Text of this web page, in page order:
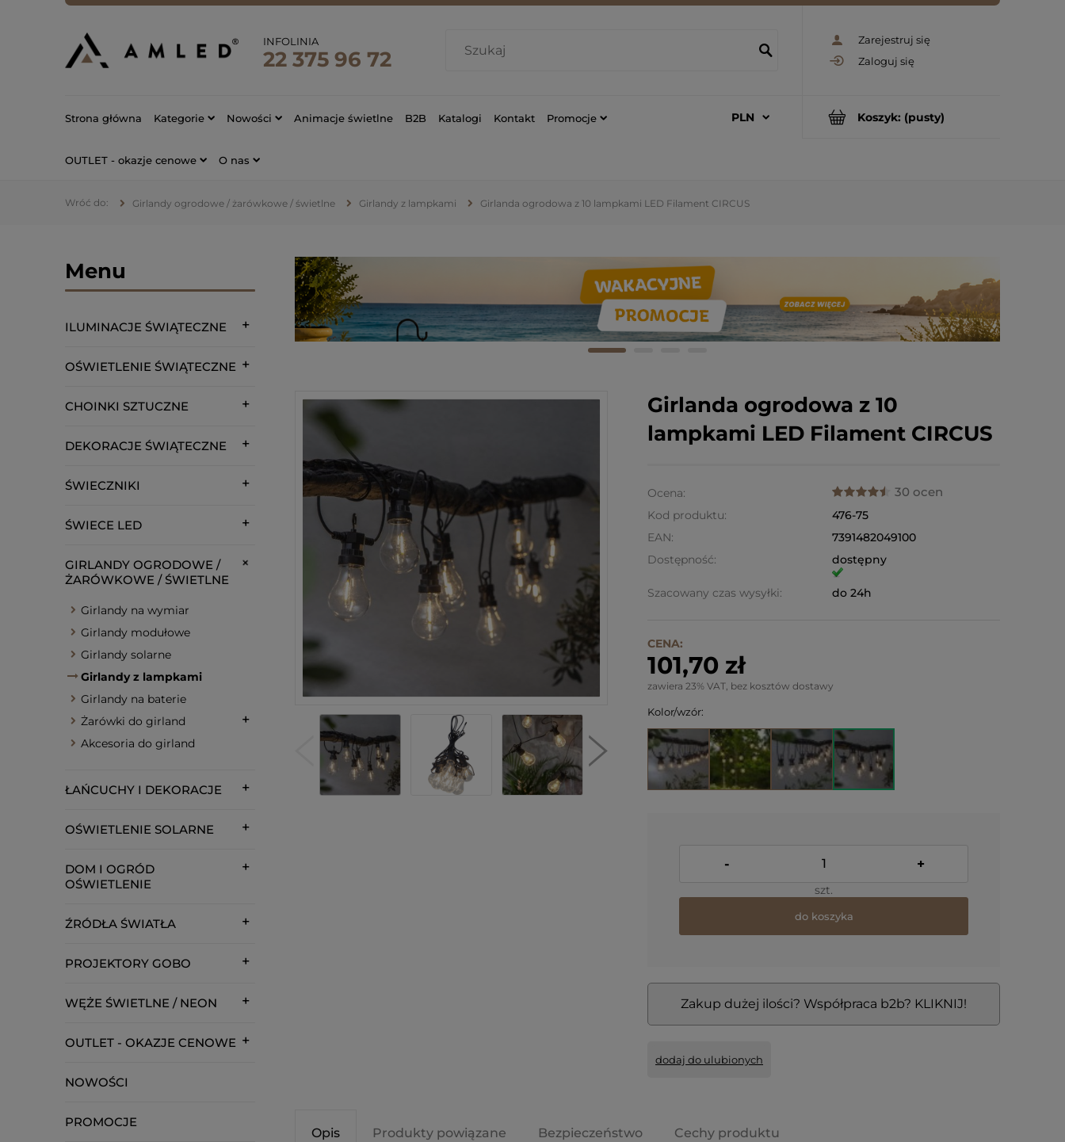
Zarejestruj się
Zaloguj się
INFOLINIA
22 375 96 72
Koszyk: (pusty)
Strona główna Kategorie Nowości Animacje świetlne B2B Katalogi Kontakt Promocje
OUTLET - okazje cenowe O nas
Girlandy ogrodowe / żarówkowe / świetlne Girlandy z lampkami Girlanda ogrodowa z 10 lampkami LED Filament CIRCUS
Menu
ILUMINACJE ŚWIĄTECZNE
OŚWIETLENIE ŚWIĄTECZNE
CHOINKI SZTUCZNE
DEKORACJE ŚWIĄTECZNE
ŚWIECZNIKI
ŚWIECE LED
GIRLANDY OGRODOWE /
ŻARÓWKOWE / ŚWIETLNE
Girlandy na wymiar
Girlandy modułowe
Girlandy solarne
Girlandy z lampkami
Girlandy na baterie
Żarówki do girland
Akcesoria do girland
ŁAŃCUCHY I DEKORACJE
OŚWIETLENIE SOLARNE
DOM I OGRÓD
OŚWIETLENIE
ŹRÓDŁA ŚWIATŁA
PROJEKTORY GOBO
WĘŻE ŚWIETLNE / NEON
OUTLET - OKAZJE CENOWE
NOWOŚCI
PROMOCJE
Girlanda ogrodowa z 10
lampkami LED Filament CIRCUS
Ocena: 30 ocen
Kod produktu:
476-75
EAN:
7391482049100
Dostępność:
dostępny
Szacowany czas wysyłki: do 24h
CENA:
101,70 zł
zawiera 23% VAT, bez kosztów dostawy
Kolor/wzór:
- +
szt.
do koszyka
Zakup dużej ilości? Współpraca b2b? KLIKNIJ!
dodaj do ulubionych
Opis Produkty powiązane Bezpieczeństwo Cechy produktu